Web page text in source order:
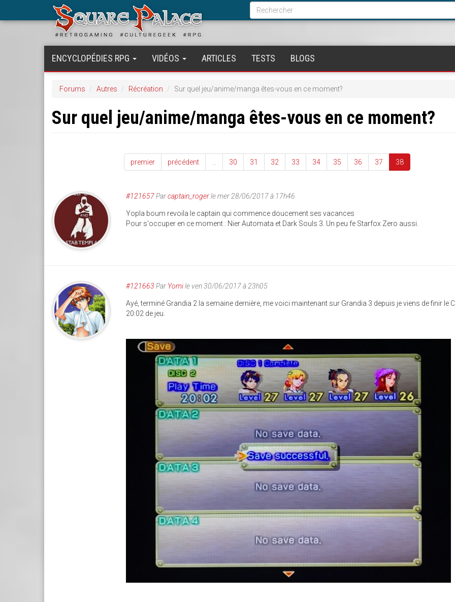
Formulaire
de
recherche
Rechercher
ENCYCLOPÉDIES RPG VIDÉOS ARTICLES TESTS BLOGS
Forums Autres Récréation Sur quel jeu/anime/manga êtes-vous en ce moment?
Sur quel jeu/anime/manga êtes-vous en ce moment?
premier précédent 30 31 32 33 34 35 36 37 38
#121657Parcaptain_rogerle mer 28/06/2017 à 17h46
Yopla boum revoila le captain qui commence doucement ses vacances
Pour s'occuper en ce moment : Nier Automata et Dark Souls 3. Un peu fe Starfox Zero aussi.
#121663 Par Yomile ven 30/06/2017 à 23h05
Ayé, terminé Grandia 2 la semaine dernière, me voici maintenant sur Grandia 3 depuis je viens de finir le
20:02 de jeu.